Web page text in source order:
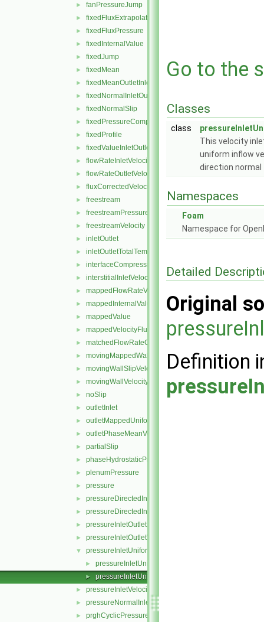
► fanPressureJump
► fixedFluxExtrapolatedPressure
► fixedFluxPressure
► fixedInternalValue
► fixedJump
► fixedMean
► fixedMeanOutletInlet
► fixedNormalInletOutletVelocity
► fixedNormalSlip
► fixedPressureCompressibleDensity
► fixedProfile
► fixedValueInletOutlet
► flowRateInletVelocity
► flowRateOutletVelocity
► fluxCorrectedVelocity
► freestream
► freestreamPressure
► freestreamVelocity
► inletOutlet
► inletOutletTotalTemperature
► interfaceCompression
► interstitialInletVelocity
► mappedFlowRateVelocity
► mappedInternalValue
► mappedValue
► mappedVelocityFlux
► matchedFlowRateOutletVelocity
► movingMappedWallVelocity
► movingWallSlipVelocity
► movingWallVelocity
► noSlip
► outletInlet
► outletMappedUniformInlet
► outletPhaseMeanVelocity
► partialSlip
► phaseHydrostaticPressure
► plenumPressure
► pressure
► pressureDirectedInletOutletVelocity
► pressureDirectedInletVelocity
► pressureInletOutletParSlipVelocity
► pressureInletOutletVelocity
▼ pressureInletUniformVelocity
► pressureInletUniformVelocityFvPatchVectorField.C
► pressureInletUniformVelocityFvPatchVectorField.H
► pressureInletVelocity
► pressureNormalInletOutletVelocity
► prghCyclicPressure
Go to the
Classes
class
This velocity
uniform inflow
direction
Namespaces
Foam
Namespace for
Detailed
Original
Definition